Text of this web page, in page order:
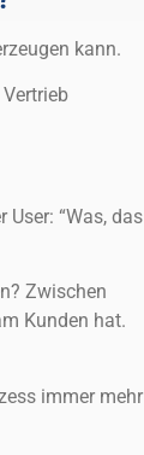
kann.
“Was, das
Zwischen
Kunden hat.
immer mehr